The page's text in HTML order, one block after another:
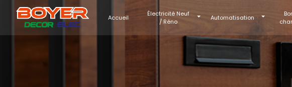
Accueil
Électricité Neuf
/ Réno
Automatisation
Panneau de gestion des cookies